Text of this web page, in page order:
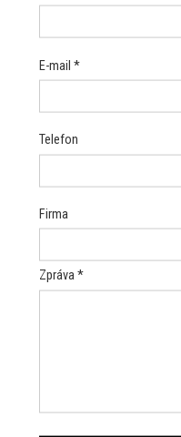
E-mail *
Telefon
Firma
Zpráva *